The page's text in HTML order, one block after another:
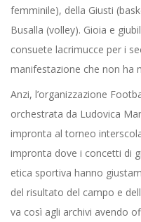
femminile), della Giusti
Busalla (volley). Gioia e
consuete lacrimucce per i
manifestazione che non ha
Anzi, l’organizzazione
orchestrata da Ludovica
impronta al torneo
impronta dove i concetti di
etica sportiva hanno
del risultato del campo e
va così agli archivi avendo